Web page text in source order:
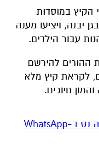
הקיץ במוסדות
יבנה, ויציעו מענה
עבור הילדים.
ההורים להירשם
לקראת קיץ מלא
חיוכים.
‏כדי לעקוב אחרי הערוץ גן יבנה נט ב-WhatsApp